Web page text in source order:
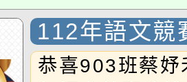
112年語文競
恭喜903班蔡